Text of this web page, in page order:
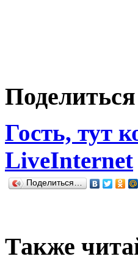
Гость, тут
LiveInternet
Поделиться…
Также